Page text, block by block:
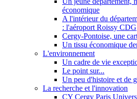
économique
A l'intérieur du
: l'aéroport Roissy CDG
Cergy-Pontoise, une
Un tissu économique
L'environnement
Un cadre de vie
Le point sur...
Un peu d'histoire et de
La recherche et l'innovation
CY Cergy Paris